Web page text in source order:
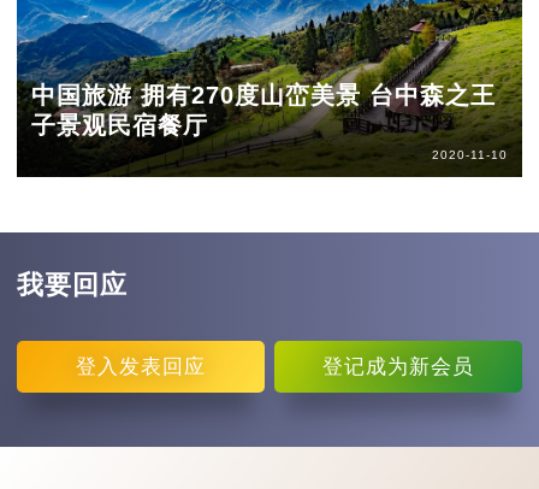
中国旅游 拥有270度山峦美景 台中森之王
子景观民宿餐厅
2020-11-10
我要回应
登入 发表回应 登记成为新会员